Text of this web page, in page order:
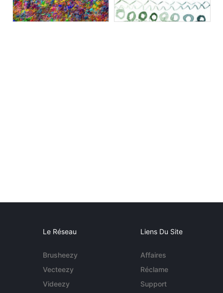
Le Réseau
Brusheezy
Vecteezy
Videezy
Liens Du Site
Affaires
Réclame
Support